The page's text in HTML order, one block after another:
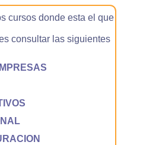
cursos donde esta el que
consultar las siguientes